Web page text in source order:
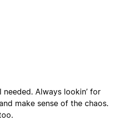
needed. Always lookin’ for
make sense of the chaos.